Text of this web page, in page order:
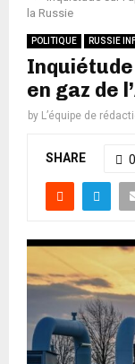
la Russie
POLITIQUE RUSSIE
en gaz de
by L’équipe de
SHARE 0